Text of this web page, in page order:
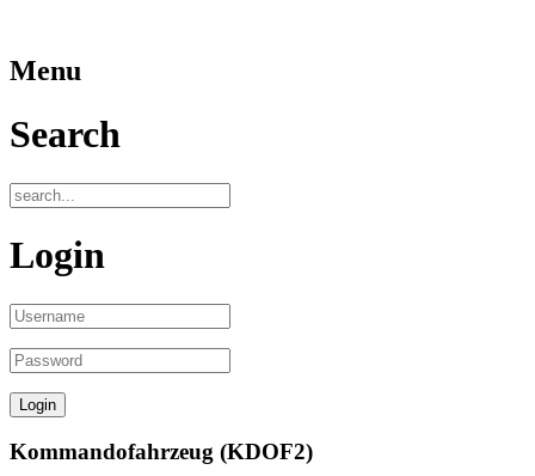
Menu
Search
Login
Kommandofahrzeug (KDOF2)